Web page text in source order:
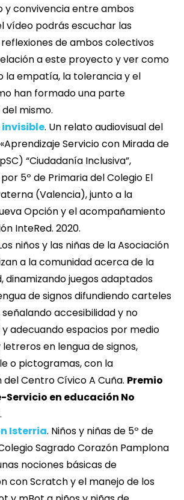
y convivencia entre ambos
vídeo podrás escuchar las
de ambos colectivos
a este proyecto y ver como
la empatía, la tolerancia y el
han formado una parte
mismo.
invisible. Un relato audiovisual del
Servicio con Mirada de
“Ciudadanía Inclusiva”,
5º de Primaria del Colegio El
(Valencia), junto a la
Opción y el acompañamiento
InteRed. 2020.
niños y las niñas de la Asociación
a la comunidad acerca de la
dinamizando juegos adaptados
de signos difundiendo carteles
accesibilidad y no
adecuando espacios por medio
en lengua de signos,
o pictogramas, con la
Centro Cívico A Cuña. Premio
en educación No
.
Isterria. Niños y niñas de 5º de
Sagrado Corazón Pamplona
nociones básicas de
con Scratch y el manejo de los